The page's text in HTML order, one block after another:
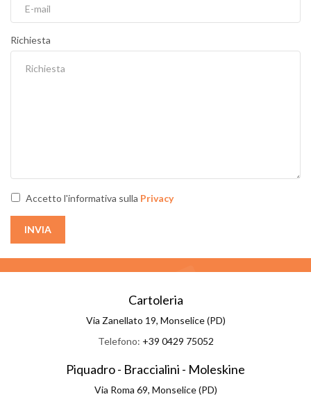
Richiesta
Accetto l'informativa sulla Privacy
INVIA
Cartoleria
Via Zanellato 19, Monselice (PD)
Telefono: +39 0429 75052
Piquadro - Braccialini - Moleskine
Via Roma 69, Monselice (PD)